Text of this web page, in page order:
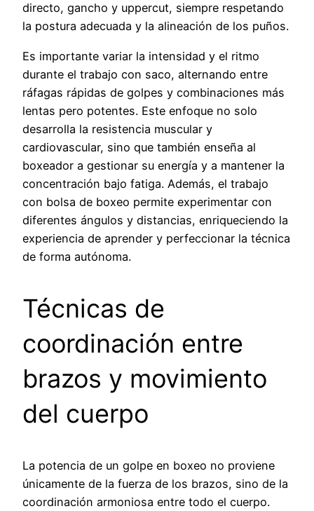
directo, gancho y uppercut, siempre respetando
la postura adecuada y la alineación de los puños.
Es importante variar la intensidad y el ritmo
durante el trabajo con saco, alternando entre
ráfagas rápidas de golpes y combinaciones más
lentas pero potentes. Este enfoque no solo
desarrolla la resistencia muscular y
cardiovascular, sino que también enseña al
boxeador a gestionar su energía y a mantener la
concentración bajo fatiga. Además, el trabajo
con bolsa de boxeo permite experimentar con
diferentes ángulos y distancias, enriqueciendo la
experiencia de aprender y perfeccionar la técnica
de forma autónoma.
Técnicas de
coordinación entre
brazos y movimiento
del cuerpo
La potencia de un golpe en boxeo no proviene
únicamente de la fuerza de los brazos, sino de la
coordinación armoniosa entre todo el cuerpo.